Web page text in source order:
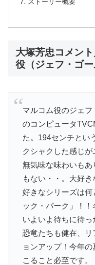
大塚芳忠コメン
役（ジェフ・ゴー
マルコム役のジェ
のコンピュータ
た。194センチとい
クシャクした感じ
無気味な味わいもあ
もない・・。大好き
好きなシリーズは
ック・パーク」！！
いよいよ待ちに待
恐竜たちも健在、
ョンアップ！今年
こること必至です。